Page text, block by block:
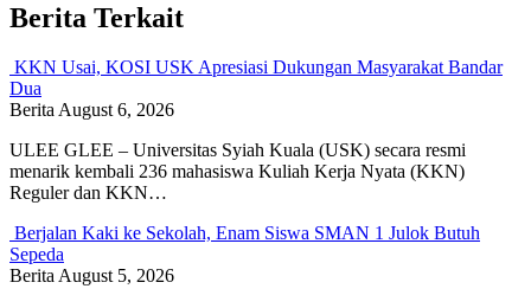
Berita Terkait
KKN Usai, KOSI USK Apresiasi Dukungan Masyarakat Bandar
Dua
BeritaAugust 6, 2026
ULEE GLEE – Universitas Syiah Kuala (USK) secara resmi
menarik kembali 236 mahasiswa Kuliah Kerja Nyata (KKN)
Reguler dan KKN…
Berjalan Kaki ke Sekolah, Enam Siswa SMAN 1 Julok Butuh
Sepeda
BeritaAugust 5, 2026